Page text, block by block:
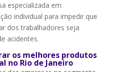
especializada em
individual para impedir que
dos trabalhadores seja
acidentes.
os melhores produtos
no Rio de Janeiro